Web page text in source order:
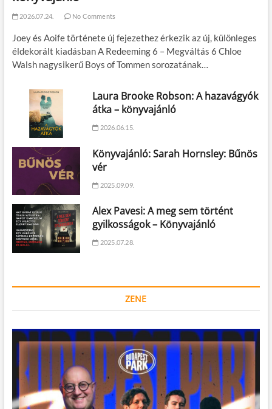
2026.07.24. No Comments
Joey és Aoife története új fejezethez érkezik az új, különleges
éldekorált kiadásban A Redeeming 6 – Megváltás 6 Chloe
Walsh nagysikerű Boys of Tommen sorozatának…
Laura Brooke Robson: A hazavágyók
átka – könyvajánló
2026.06.15.
Könyvajánló: Sarah Hornsley: Bűnös
vér
2025.09.09.
Alex Pavesi: A meg sem történt
gyilkosságok – Könyvajánló
2025.07.28.
ZENE